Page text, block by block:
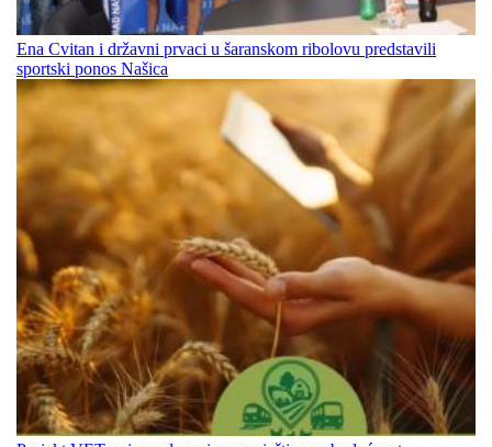
Ena Cvitan i državni prvaci u šaranskom ribolovu predstavili
sportski ponos Našica